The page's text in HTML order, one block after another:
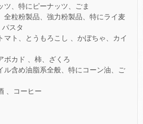
ツ、特にピーナッツ、ごま
全粒粉製品、強力粉製品、特にライ麦
スタ
マト、とうもろこし 、かぼちゃ、カイ
ボカド 、柿、ざくろ
ル含め油脂系全般、特にコーン油、ご
、コーヒー